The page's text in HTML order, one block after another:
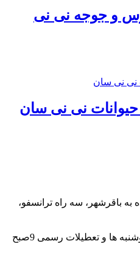
و جوجه نی نی
به باقرشهر، سه راه ترانسفو،
همه روزه حتی جمعه ها غیر از دوشنبه ها و تعطیلات رسمی 9صبح